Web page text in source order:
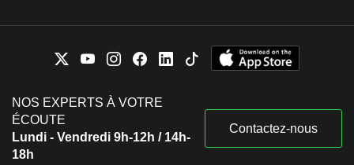
NOS EXPERTS À VOTRE
ÉCOUTE
Lundi - Vendredi 9h-12h / 14h-
18h
Contactez-nous